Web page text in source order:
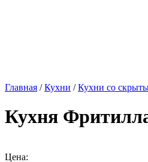
Главная /Кухни /Кухни со
Кухня
Цена: